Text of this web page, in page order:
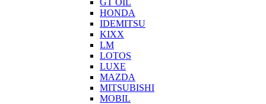
HONDA
IDEMITSU
KIXX
LM
LOTOS
LUXE
MAZDA
MITSUBISHI
MOBIL